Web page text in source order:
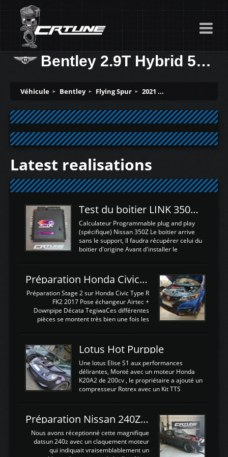
Bentley 2.9T Hybrid 544ch
Véhicule Bentley Flying Spur 2021 ...
Latest realisations
Test du boitier LINK 350Z Plugin ECU
Calculateur Programmable plug and play
(spécifique) Nissan 350Z Le boitier arrive
sans le support, Il faudra récupérer celui du
boitier d'origine Avant d'installer le
d'envoyer l'information de la large bande
dans le boitier. sydney sweeney deepfake
La sortie 0-5V de l'afr sera connectée sur
l'entrée AN Volt 8 et GndAN pour
Analogique, et Volt car l'information est une
tension (Pas une résistance variable d'un
est temps de brancher le ...
Préparation Honda Civic Type R FK2
Préparation Stage 2 sur Honda Civic Type R
FK2 2017 Pose échangeur Airtec +
Downpipe Décata TegiwaCes différentes
pièces se montent très bien une fois les
légere découpe du plastique inferieur,
negénant en rien la structure ou le
fonctionnement du fond plat. Une
reprogrammation Stage 2 est faite sur le
calculateur d'origine. Une alternative
économique au passage sur Hondata
d'origine 310cv et 400Nn , Une fois
reprogrammé et les ...
Lotus Hot Purpple
Une lotus Elise S1 aux performances
délirantes, Monté avec un moteur Honda
K20A2 de 200cv , le propriétaire a ajouté un
compresseur Rotrex avec un Kit TTS
d'augmenter la puissance de son moteur:
un watercooler a été ajouté. 300Cv sans
échangeurLa lotus équipée d'un Hondata
Kpro et d'une large bande pour le réglage
Avantages et inconvénients d'un
Préparation Nissan 240Z SR20DET
Nous avons réceptionné cette magnifique
datsun 240z avec un claquement moteur
qui indiquait vraisemblablement un